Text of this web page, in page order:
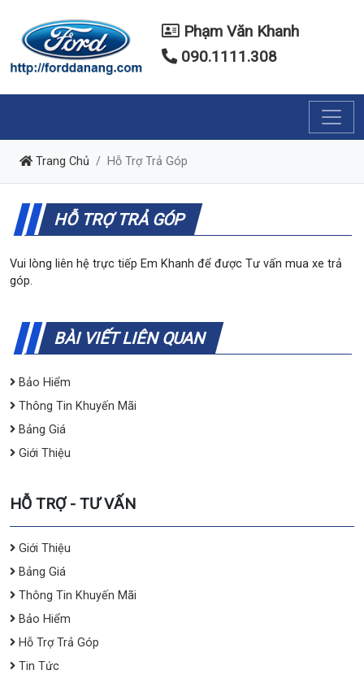
Phạm Văn Khanh
090.1111.308
Trang Chủ Hỗ Trợ Trả Góp
HỖ TRỢ TRẢ GÓP
Vui lòng liên hệ trực tiếp Em Khanh để được Tư vấn mua xe trả
góp.
BÀI VIẾT LIÊN QUAN
Bảo Hiểm
Thông Tin Khuyến Mãi
Bảng Giá
Giới Thiệu
HỖ TRỢ - TƯ VẤN
Giới Thiệu
Bảng Giá
Thông Tin Khuyến Mãi
Bảo Hiểm
Hỗ Trợ Trả Góp
Tin Tức